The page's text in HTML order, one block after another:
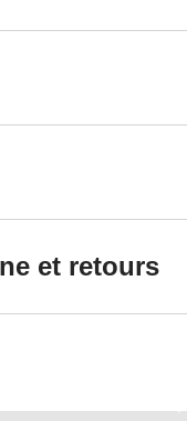
et retours